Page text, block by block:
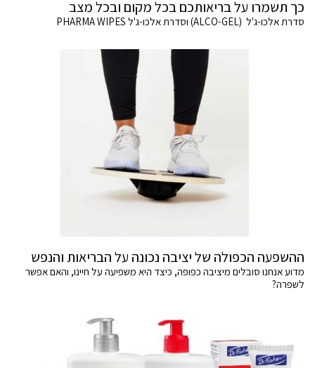
כך תשמרו על בריאותכם בכל מקום ובכל מצב
סדרת אלכו-ג'ל (ALCO-GEL) וסדרת אלכו-ג'ל PHARMA WIPES
ההשפעה הכפולה של יציבה נכונה על הבריאות והנפש
מדוע אנחנו סובלים מיציבה כפופה, כיצד היא משפיעה על חיינו, והאם אפשר
לשפרה?